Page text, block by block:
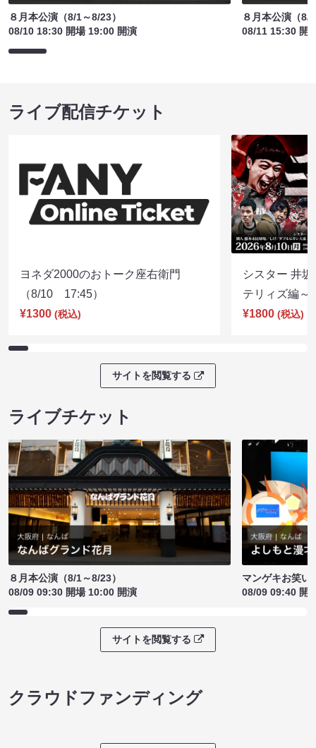
８月本公演（8/1～8/23）
08/10 18:30 開場 19:00 開演
８月本公演（8/
08/11 15:30 開
ライブ配信チケット
ヨネダ2000のおトーク座右衛門
（8/10 17:45）
¥1300 (税込)
シスター 井
テリィズ編
¥1800 (税込)
サイトを閲覧する
ライブチケット
８月本公演（8/1～8/23）
08/09 09:30 開場 10:00 開演
マンゲキお笑い
08/09 09:40 開
サイトを閲覧する
クラウドファンディング